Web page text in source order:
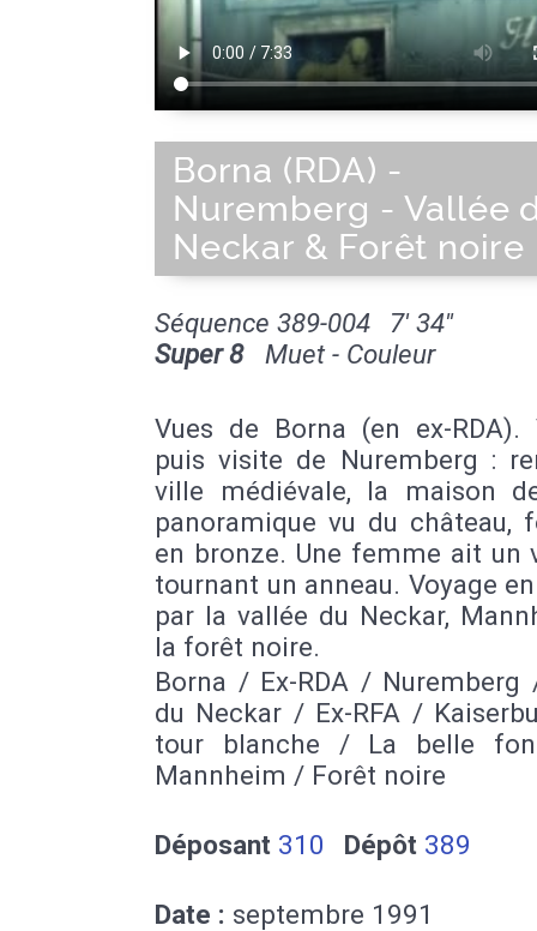
Borna (RDA) -
Nuremberg - Vallée
Neckar & Forêt noire
Séquence 389-004
7' 34''
Super 8Muet - Couleur
Vues de Borna (en ex-RDA).
puis visite de Nuremberg :
ville médiévale, la maison
panoramique vu du château,
en bronze. Une femme ait un
tournant un anneau. Voyage
par la vallée du Neckar,
la forêt noire.
Borna / Ex-RDA / Nuremberg
du Neckar / Ex-RFA /
tour blanche / La belle
Mannheim / Forêt noire
Déposant 310 Dépôt 389
Date : septembre 1991